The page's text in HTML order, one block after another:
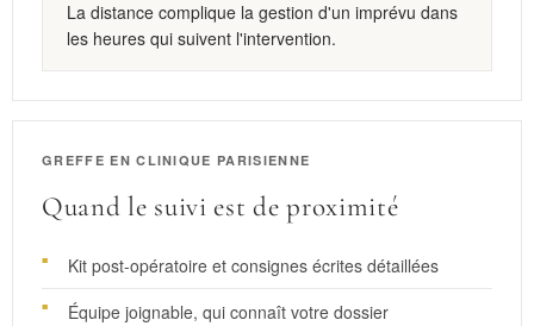
La distance complique la gestion d'un imprévu dans
les heures qui suivent l'intervention.
GREFFE EN CLINIQUE PARISIENNE
Quand le suivi est de proximité
Kit post-opératoire et consignes écrites détaillées
Équipe joignable, qui connaît votre dossier